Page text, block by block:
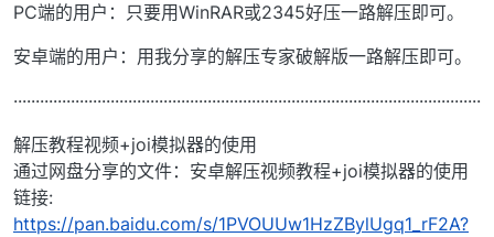
PC端的用户：只要用WinRAR或2345好压一路解压即可。
安卓端的用户：用我分享的解压专家破解版一路解压即可。
··········································································································
解压教程视频+joi模拟器的使用
通过网盘分享的文件：安卓解压视频教程+joi模拟器的使用
链接:
https://pan.baidu.com/s/1PVOUUw1HzZBylUgq1_rF2A?